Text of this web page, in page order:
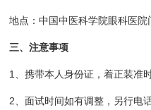
地点：中国中医科学院眼科医院
三、注意事项
1、携带本人身份证，着正装准
2、面试时间如有调整，另行电